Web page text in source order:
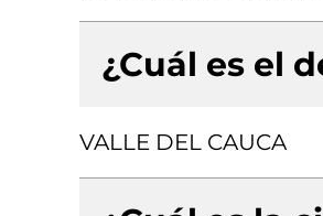
¿Cuál es el
VALLE DEL CAUCA